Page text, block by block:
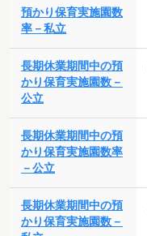
預かり保育実施園数
率－私立
長期休業期間中の預
かり保育実施園数－
公立
長期休業期間中の預
かり保育実施園数率
－公立
長期休業期間中の預
かり保育実施園数－